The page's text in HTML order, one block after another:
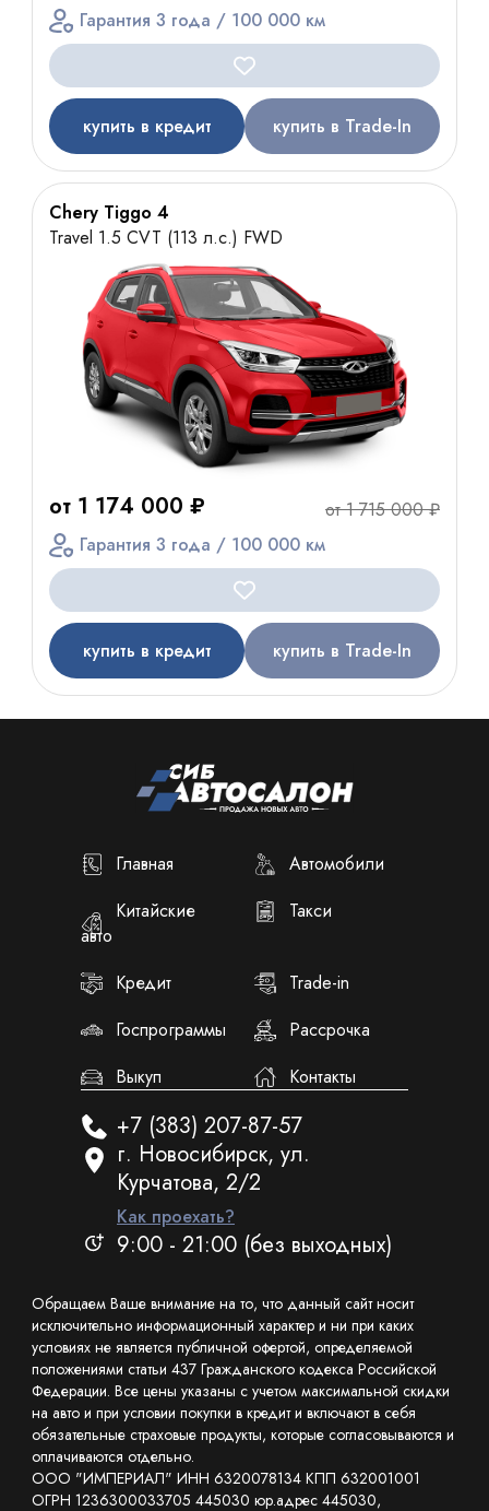
Гарантия 3 года / 100 000 км
купить в кредит купить в Trade-In
Chery Tiggo 4
Travel 1.5 CVT (113 л.с.) FWD
от 1 174 000 ₽
от 1 715 000 ₽
Гарантия 3 года / 100 000 км
купить в кредит купить в Trade-In
Главная
Автомобили
Китайские
авто
Такси
Кредит
Trade-in
Госпрограммы
Рассрочка
Выкуп
Контакты
+7 (383) 207-87-57
г. Новосибирск, ул.
Курчатова, 2/2
Как проехать?
9:00 - 21:00 (без выходных)
Обращаем Ваше внимание на то, что данный сайт носит
исключительно информационный характер и ни при каких
условиях не является публичной офертой, определяемой
положениями статьи 437 Гражданского кодекса Российской
Федерации. Все цены указаны с учетом максимальной скидки
на авто и при условии покупки в кредит и включают в себя
обязательные страховые продукты, которые согласовываются и
оплачиваются отдельно.
ООО "ИМПЕРИАЛ" ИНН 6320078134 КПП 632001001
ОГРН 1236300033705 445030 юр.адрес 445030,